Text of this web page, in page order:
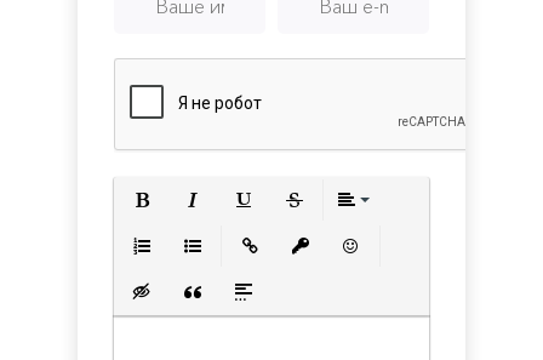
Вставка скрытого текста
Вставка цитаты
Вставка спойлера